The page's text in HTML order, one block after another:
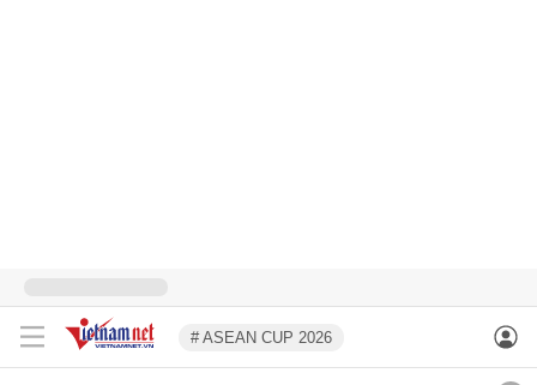
# ASEAN CUP 2026